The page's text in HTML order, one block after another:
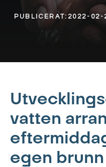
PUBLICERAT: 2022-02-
vatten
egen brunn